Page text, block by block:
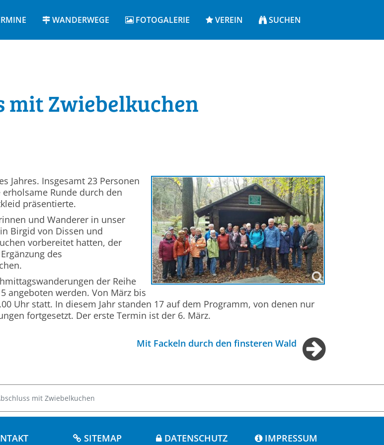
WANDERWEGE FOTOGALERIE VEREIN SUCHEN
mit Zwiebelkuchen
Jahres. Insgesamt 23 Personen
Runde durch den
präsentierte.
und Wanderer in unser
Birgid von Dissen und
vorbereitet hatten, der
des
der Reihe
angeboten werden. Von März bis
Uhr statt. In diesem Jahr standen 17 auf dem Programm, von denen nur
fortgesetzt. Der erste Termin ist der 6. März.
Mit Fackeln durch den finsteren Wald
mit Zwiebelkuchen
SITEMAP DATENSCHUTZ IMPRESSUM